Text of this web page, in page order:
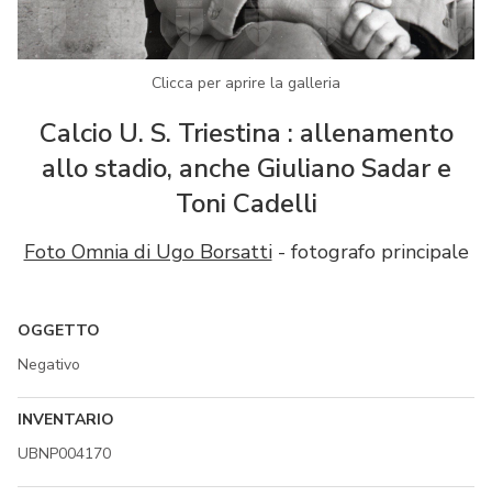
Clicca per aprire la galleria
Calcio U. S. Triestina : allenamento
allo stadio, anche Giuliano Sadar e
Toni Cadelli
Foto Omnia di Ugo Borsatti- fotografo principale
OGGETTO
Negativo
INVENTARIO
UBNP004170